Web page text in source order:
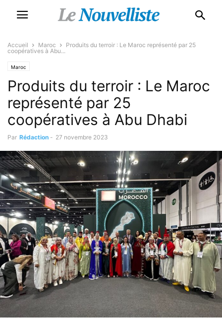
Accueil Maroc
Produits du terroir : Le Maroc représenté par 25
coopératives à Abu...
Maroc
Produits du terroir : Le Maroc
représenté par 25
coopératives à Abu Dhabi
Par Rédaction - 27 novembre 2023